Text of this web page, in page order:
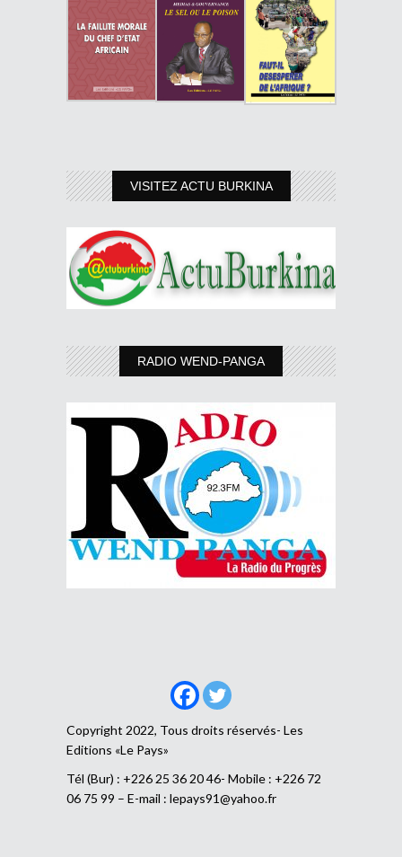
VISITEZ ACTU BURKINA
RADIO WEND-PANGA
Copyright 2022, Tous droits réservés- Les
Editions «Le Pays»
Tél (Bur) : +226 25 36 20 46- Mobile : +226 72
06 75 99 – E-mail : lepays91@yahoo.fr